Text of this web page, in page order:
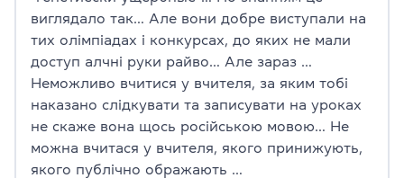
виглядало так… Але вони добре виступали на
тих олімпіадах і конкурсах, до яких не мали
доступ алчні руки райво… Але зараз …
Неможливо вчитися у вчителя, за яким тобі
наказано слідкувати та записувати на уроках
не скаже вона щось російською мовою… Не
можна вчитася у вчителя, якого принижують,
якого публічно ображають …